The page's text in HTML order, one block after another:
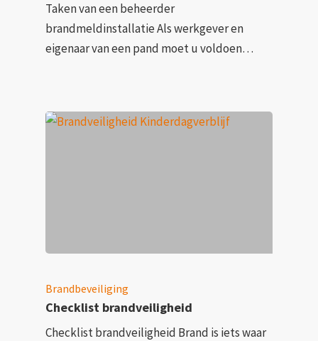
Taken van een beheerder
brandmeldinstallatie Als werkgever en
eigenaar van een pand moet u voldoen…
Brandbeveiliging
Checklist brandveiligheid
Checklist brandveiligheid Brand is iets waar